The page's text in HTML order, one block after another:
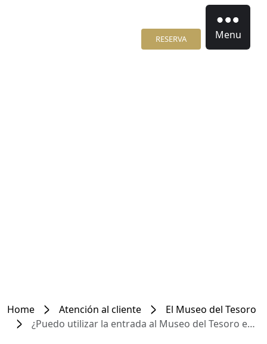
RESERVA Menu
Home Atención al cliente
El Museo del Tesoro
¿Puedo utilizar la entrada al Museo del Tesoro en cualquier momento del día?